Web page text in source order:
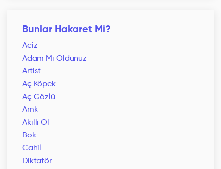
Bunlar Hakaret Mi?
Aciz
Adam Mı Oldunuz
Artist
Aç Köpek
Aç Gözlü
Amk
Akıllı Ol
Bok
Cahil
Diktatör